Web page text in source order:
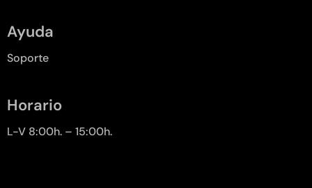
Ayuda
Soporte
Horario
L-V 8:00h. – 15:00h.